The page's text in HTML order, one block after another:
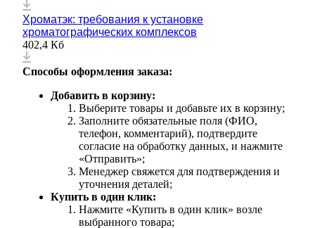
Хроматэк: требования к установке
хроматографических комплексов
402,4 Кб
Способы оформления заказа:
Добавить в корзину:
Выберите товары и добавьте их в корзину;
Заполните обязательные поля (ФИО,
телефон, комментарий), подтвердите
согласие на обработку данных, и нажмите
«Отправить»;
Менеджер свяжется для подтверждения и
уточнения деталей;
Купить в один клик:
Нажмите «Купить в один клик» возле
выбранного товара;